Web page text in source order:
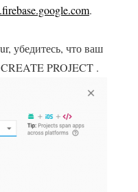
.
убедитесь, что ваш
PROJECT .